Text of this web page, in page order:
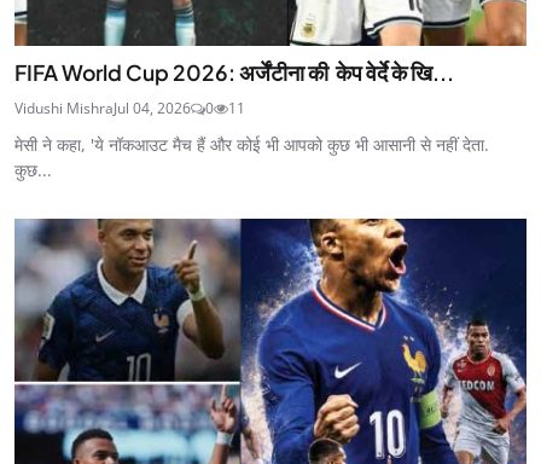
FIFA World Cup 2026: अर्जेंटीना की केप वेर्दे के खि...
Vidushi MishraJul 04, 2026 0 11
मेसी ने कहा, 'ये नॉकआउट मैच हैं और कोई भी आपको कुछ भी आसानी से नहीं देता.
कुछ...